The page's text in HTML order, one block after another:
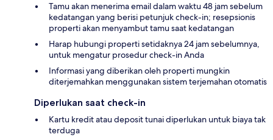
Tamu akan menerima email dalam waktu 48 jam sebelum
kedatangan yang berisi petunjuk check-in; resepsionis
properti akan menyambut tamu saat kedatangan
Harap hubungi properti setidaknya 24 jam sebelumnya,
untuk mengatur prosedur check-in Anda
Informasi yang diberikan oleh properti mungkin
diterjemahkan menggunakan sistem terjemahan otomatis
Diperlukan saat check-in
Kartu kredit atau deposit tunai diperlukan untuk biaya tak
terduga